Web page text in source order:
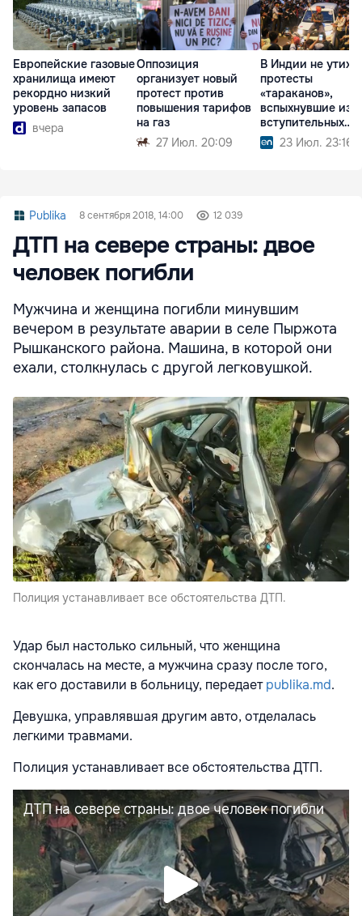
Европейские газовые
хранилища имеют
рекордно низкий
уровень запасов
вчера
Оппозиция
организует новый
протест против
повышения тарифов
на газ
27 Июл. 20:09
В Индии не
протесты
«тараканов»,
вспыхнувшие из-
вступительных
экзаменов
23 Июл. 23:16
Publika 8 сентября 2018, 14:00 12 039
ДТП на севере страны: двое
человек погибли
Мужчина и женщина погибли минувшим
вечером в результате аварии в селе Пыржота
Рышканского района. Машина, в которой они
ехали, столкнулась с другой легковушкой.
Полиция устанавливает все обстоятельства ДТП.
Удар был настолько сильный, что женщина
скончалась на месте, а мужчина сразу после того,
как его доставили в больницу, передаетpublika.md.
Девушка, управлявшая другим авто, отделалась
легкими травмами.
Полиция устанавливает все обстоятельства ДТП.